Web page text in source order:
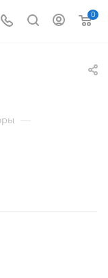
0
—